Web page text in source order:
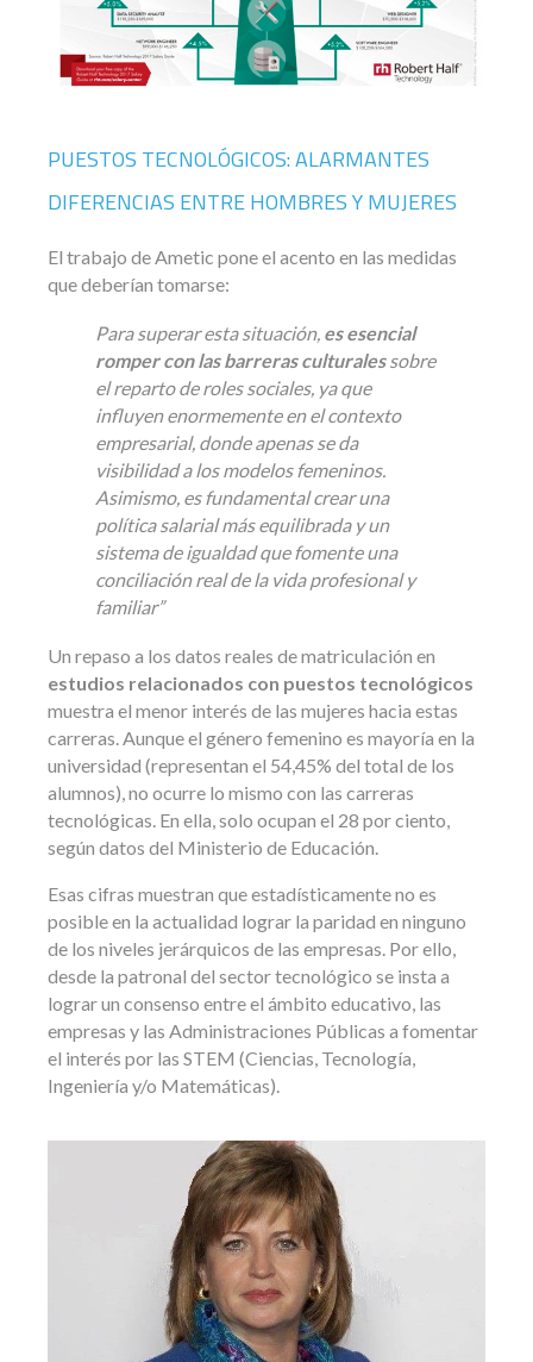
PUESTOS TECNOLÓGICOS: ALARMANTES
DIFERENCIAS ENTRE HOMBRES Y MUJERES
El trabajo de Ametic pone el acento en las medidas
que deberían tomarse:
Para superar esta situación, es esencial
romper con las barreras culturalessobre
el reparto de roles sociales, ya que
influyen enormemente en el contexto
empresarial, donde apenas se da
visibilidad a los modelos femeninos.
Asimismo, es fundamental crear una
política salarial más equilibrada y un
sistema de igualdad que fomente una
conciliación real de la vida profesional y
familiar”
Un repaso a los datos reales de matriculación en
estudios relacionados con puestos tecnológicos
muestra el menor interés de las mujeres hacia estas
carreras. Aunque el género femenino es mayoría en la
universidad (representan el 54,45% del total de los
alumnos), no ocurre lo mismo con las carreras
tecnológicas. En ella, solo ocupan el 28 por ciento,
según datos del Ministerio de Educación.
Esas cifras muestran que estadísticamente no es
posible en la actualidad lograr la paridad en ninguno
de los niveles jerárquicos de las empresas. Por ello,
desde la patronal del sector tecnológico se insta a
lograr un consenso entre el ámbito educativo, las
empresas y las Administraciones Públicas a fomentar
el interés por las STEM (Ciencias, Tecnología,
Ingeniería y/o Matemáticas).